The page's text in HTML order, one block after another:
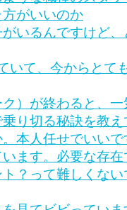
がいいのか
いるんですけど
いて、今からとて
）が終わると、
り切る秘訣を教
本人任せでいいで
ます。必要な存
ト？って難しくな